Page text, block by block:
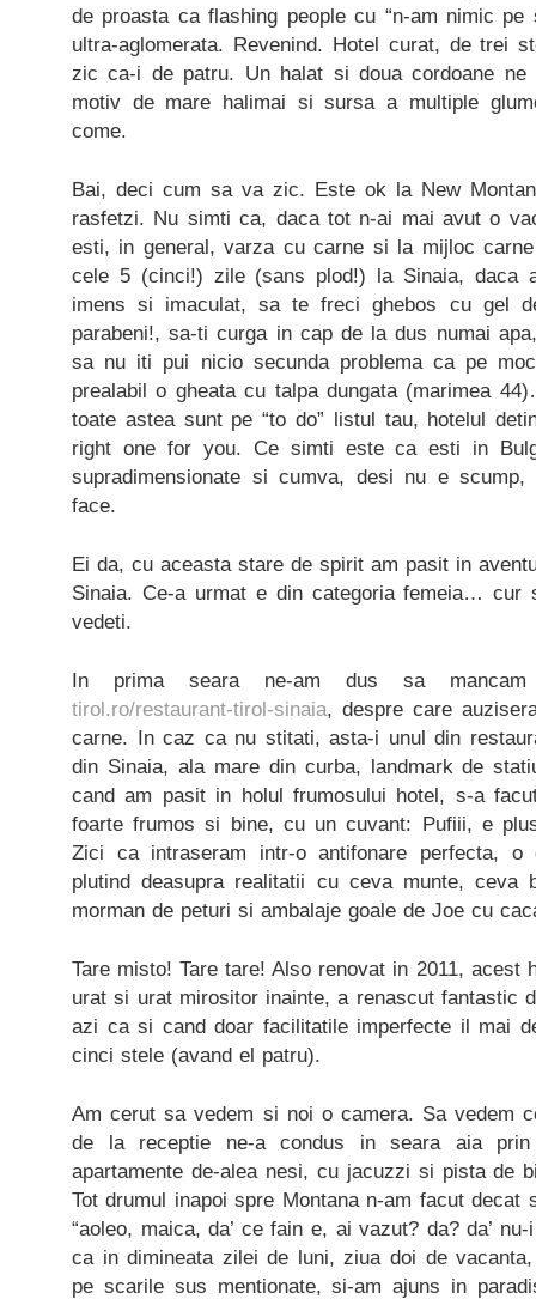
de proasta ca flashing people cu “n-am nimic pe
ultra-aglomerata. Revenind. Hotel curat, de trei
zic ca-i de patru. Un halat si doua cordoane ne
motiv de mare halimai si sursa a multiple
come.
Bai, deci cum sa va zic. Este ok la New
rasfetzi. Nu simti ca, daca tot n-ai mai avut o
esti, in general, varza cu carne si la mijloc
cele 5 (cinci!) zile (sans plod!) la Sinaia, daca
imens si imaculat, sa te freci ghebos cu gel
parabeni!, sa-ti curga in cap de la dus numai
sa nu iti pui nicio secunda problema ca pe
prealabil o gheata cu talpa dungata (marimea
toate astea sunt pe “to do” listul tau, hotelul
right one for you. Ce simti este ca esti in
supradimensionate si cumva, desi nu e
face.
Ei da, cu aceasta stare de spirit am pasit in
Sinaia. Ce-a urmat e din categoria femeia… cur
vedeti.
In prima seara ne-am dus sa
tirol.ro/restaurant-tirol-sinaia, despre care
carne. In caz ca nu stitati, asta-i unul din
din Sinaia, ala mare din curba, landmark de
cand am pasit in holul frumosului hotel, s-a
foarte frumos si bine, cu un cuvant: Pufiii, e
Zici ca intraseram intr-o antifonare perfecta, o
plutind deasupra realitatii cu ceva munte, ceva
morman de peturi si ambalaje goale de Joe cu
Tare misto! Tare tare! Also renovat in 2011, acest
urat si urat mirositor inainte, a renascut fantastic
azi ca si cand doar facilitatile imperfecte il mai
cinci stele (avand el patru).
Am cerut sa vedem si noi o camera. Sa vedem
de la receptie ne-a condus in seara aia
apartamente de-alea nesi, cu jacuzzi si pista de
Tot drumul inapoi spre Montana n-am facut decat
“aoleo, maica, da’ ce fain e, ai vazut? da? da’
ca in dimineata zilei de luni, ziua doi de
pe scarile sus mentionate, si-am ajuns in